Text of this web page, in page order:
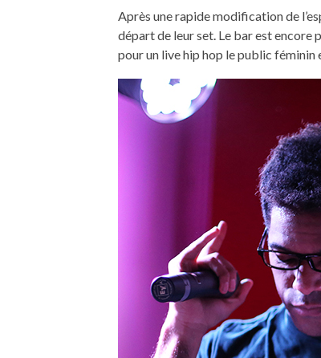
Après une rapide modification de
départ de leur set. Le bar est encore
pour un live hip hop le public féminin